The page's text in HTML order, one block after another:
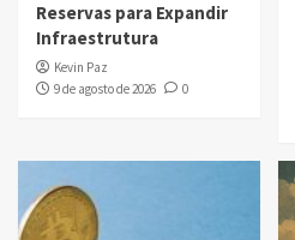
Reservas para Expandir
Infraestrutura
Kevin Paz
9 de agosto de 2026
0